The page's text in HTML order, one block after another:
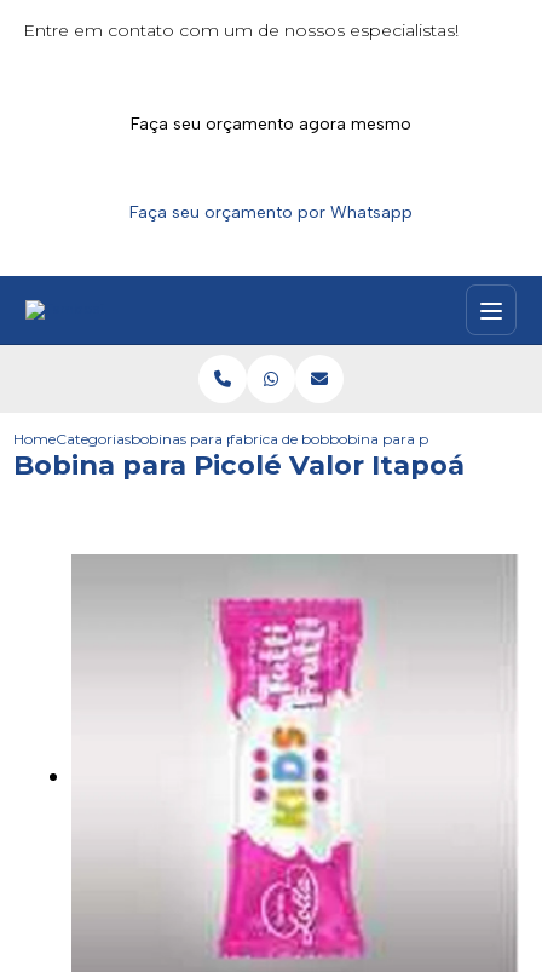
Entre em contato com um de nossos especialistas!
Faça seu orçamento agora mesmo
Faça seu orçamento por Whatsapp
HomeCategoriasbobinas para picolesfabrica de bobina para picole
bobina para picole valor
Bobina para Picolé Valor Itapoá